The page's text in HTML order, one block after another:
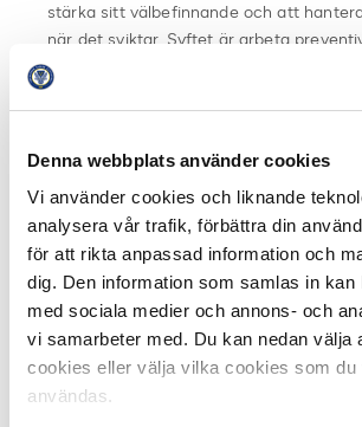
Denna webbplats använder cookies
Vi använder cookies och liknande
analysera vår trafik, förbättra din
för att rikta anpassad information och
dig. Den information som samlas in kan
med sociala medier och annons- och
vi samarbeter med. Du kan nedan välja
cookies eller välja vilka cookies som du
användas.
stärka sitt välbefinnande och att
när det sviktar. Syftet är arbeta
alla spelare, och på sikt även att stärka
insatser för de som är i behov av dem.
och följer upp dessa för att kunna mäta
våra insatser på lång sikt. Därför väljer
policyarbete och kunskapshöjande
dessutom vad som efterfrågas mest av
spelare, säger Beatrice Clarke.
Notera att KI:s rapport släpps i två
delen som handlar om spel om pengar
innan jul och idag presenteras den andra